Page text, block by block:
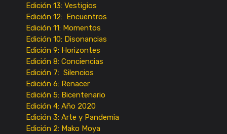
Edición 13: Vestigios
Edición 12: Encuentros
Edición 11: Momentos
Edición 10: Disonancias
Edición 9: Horizontes
Edición 8: Conciencias
Edición 7: Silencios
Edición 6: Renacer
Edición 5: Bicentenario
Edición 4: Año 2020
Edición 3: Arte y Pandemia
Edición 2: Mako Moya